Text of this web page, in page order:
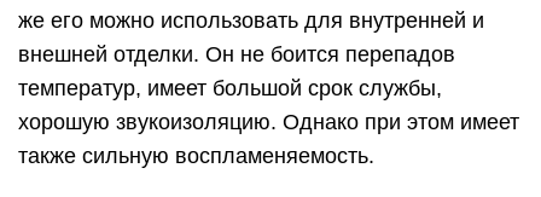
же его можно использовать для внутренней и
внешней отделки. Он не боится перепадов
температур, имеет большой срок службы,
хорошую звукоизоляцию. Однако при этом имеет
также сильную воспламеняемость.